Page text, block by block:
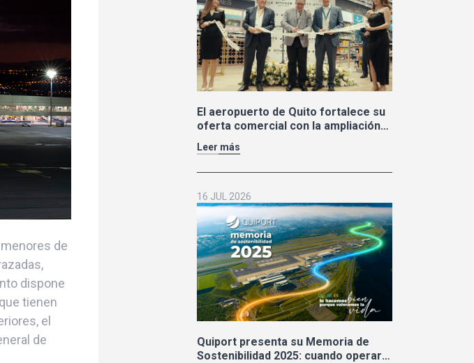
de
dispone
tienen
el
de
El aeropuerto de Quito fortalece su
oferta comercial con la ampliación
de las tiendas Duty Free y la llegada
de Polo Ralph Lauren y Adidas
Leer más
16 JUL 2026
Quiport presenta su Memoria de
Sostenibilidad 2025: cuando operar